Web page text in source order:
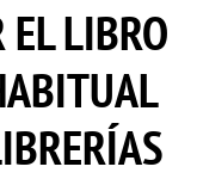
LIBRO